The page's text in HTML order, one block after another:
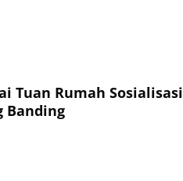
Tuan Rumah Sosialisasi
Banding